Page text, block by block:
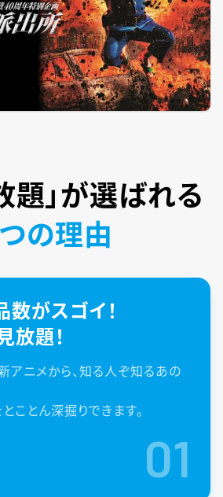
題」が選ばれる
の理由
数がスゴイ！
題！
アニメから、知る人ぞ知るあの
ことん深掘りできます。
01